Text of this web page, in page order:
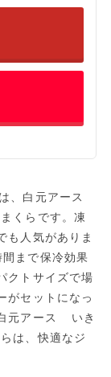
、白元アース
くらです。凍
も人気がありま
まで保冷効果
クトサイズで場
がセットになっ
元アース いき
は、快適なジ